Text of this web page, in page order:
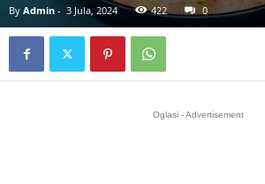
By Admin - 3 Jula, 2024 422 0
Oglasi - Advertisement